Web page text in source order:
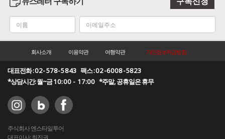
회사소개 이용약관 여행약관 개인정보취급방침
대표전화 :02-578-5843 팩스 :02-6008-5823
*상담시간: 월~금10:00 - 17:00 *주말, 공휴일은 휴무
주식회사 엔스타일투어
대표이사: 최진권